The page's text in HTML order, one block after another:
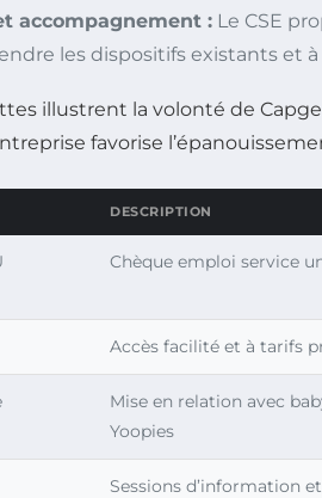
accompagnement : Le CSE
les dispositifs existants et
illustrent la volonté de
favorise
DESCRIPTION
Chèque emploi service
Accès facilité et à tarifs
Mise en relation avec
Yoopies
Sessions d’information